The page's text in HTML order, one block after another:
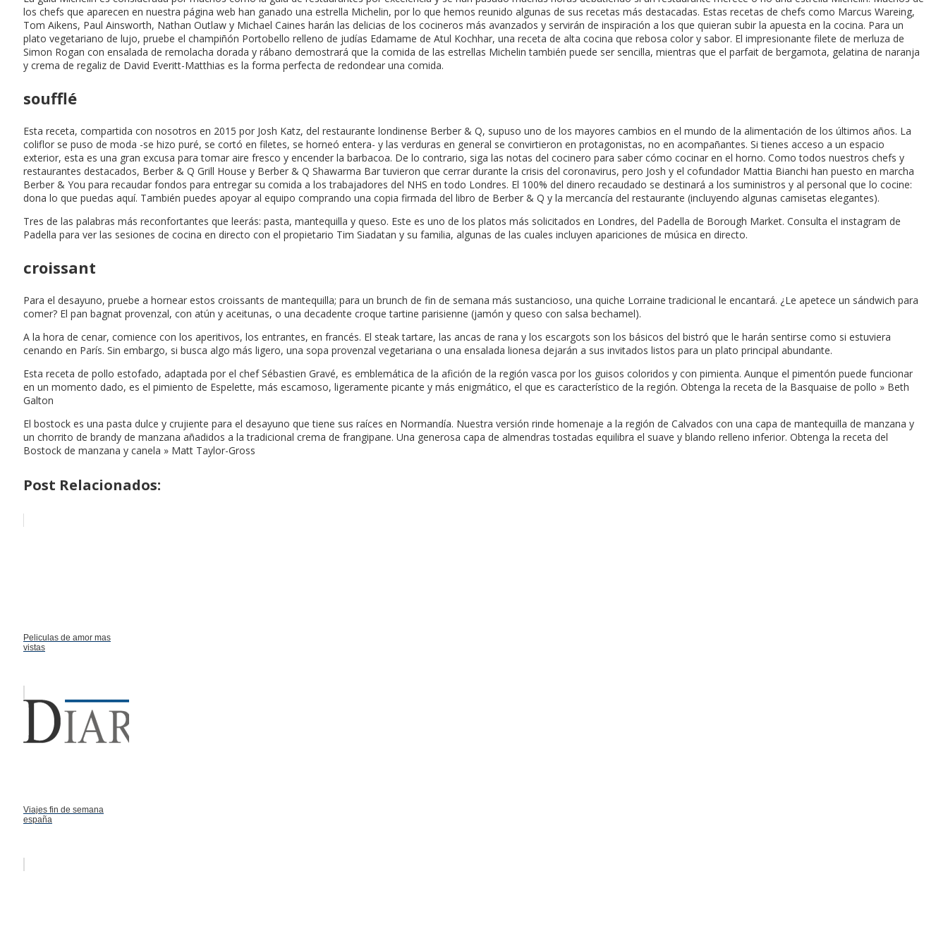
los chefs que aparecen en nuestra página web han ganado una estrella Michelin, por lo que hemos reunido algunas de sus recetas más destacadas. Estas recetas de chefs como Marcus Wareing,
Tom Aikens, Paul Ainsworth, Nathan Outlaw y Michael Caines harán las delicias de los cocineros más avanzados y servirán de inspiración a los que quieran subir la apuesta en la cocina. Para un
plato vegetariano de lujo, pruebe el champiñón Portobello relleno de judías Edamame de Atul Kochhar, una receta de alta cocina que rebosa color y sabor. El impresionante filete de merluza de
Simon Rogan con ensalada de remolacha dorada y rábano demostrará que la comida de las estrellas Michelin también puede ser sencilla, mientras que el parfait de bergamota, gelatina de naranja
y crema de regaliz de David Everitt-Matthias es la forma perfecta de redondear una comida.
soufflé
Esta receta, compartida con nosotros en 2015 por Josh Katz, del restaurante londinense Berber & Q, supuso uno de los mayores cambios en el mundo de la alimentación de los últimos años. La
coliflor se puso de moda -se hizo puré, se cortó en filetes, se horneó entera- y las verduras en general se convirtieron en protagonistas, no en acompañantes. Si tienes acceso a un espacio
exterior, esta es una gran excusa para tomar aire fresco y encender la barbacoa. De lo contrario, siga las notas del cocinero para saber cómo cocinar en el horno. Como todos nuestros chefs y
restaurantes destacados, Berber & Q Grill House y Berber & Q Shawarma Bar tuvieron que cerrar durante la crisis del coronavirus, pero Josh y el cofundador Mattia Bianchi han puesto en marcha
Berber & You para recaudar fondos para entregar su comida a los trabajadores del NHS en todo Londres. El 100% del dinero recaudado se destinará a los suministros y al personal que lo cocine:
dona lo que puedas aquí. También puedes apoyar al equipo comprando una copia firmada del libro de Berber & Q y la mercancía del restaurante (incluyendo algunas camisetas elegantes).
Tres de las palabras más reconfortantes que leerás: pasta, mantequilla y queso. Este es uno de los platos más solicitados en Londres, del Padella de Borough Market. Consulta el instagram de
Padella para ver las sesiones de cocina en directo con el propietario Tim Siadatan y su familia, algunas de las cuales incluyen apariciones de música en directo.
croissant
Para el desayuno, pruebe a hornear estos croissants de mantequilla; para un brunch de fin de semana más sustancioso, una quiche Lorraine tradicional le encantará. ¿Le apetece un sándwich para
comer? El pan bagnat provenzal, con atún y aceitunas, o una decadente croque tartine parisienne (jamón y queso con salsa bechamel).
A la hora de cenar, comience con los aperitivos, los entrantes, en francés. El steak tartare, las ancas de rana y los escargots son los básicos del bistró que le harán sentirse como si estuviera
cenando en París. Sin embargo, si busca algo más ligero, una sopa provenzal vegetariana o una ensalada lionesa dejarán a sus invitados listos para un plato principal abundante.
Esta receta de pollo estofado, adaptada por el chef Sébastien Gravé, es emblemática de la afición de la región vasca por los guisos coloridos y con pimienta. Aunque el pimentón puede funcionar
en un momento dado, es el pimiento de Espelette, más escamoso, ligeramente picante y más enigmático, el que es característico de la región. Obtenga la receta de la Basquaise de pollo » Beth
Galton
El bostock es una pasta dulce y crujiente para el desayuno que tiene sus raíces en Normandía. Nuestra versión rinde homenaje a la región de Calvados con una capa de mantequilla de manzana y
un chorrito de brandy de manzana añadidos a la tradicional crema de frangipane. Una generosa capa de almendras tostadas equilibra el suave y blando relleno inferior. Obtenga la receta del
Bostock de manzana y canela » Matt Taylor-Gross
Post Relacionados:
Peliculas de amor mas
vistas
Viajes fin de semana
españa